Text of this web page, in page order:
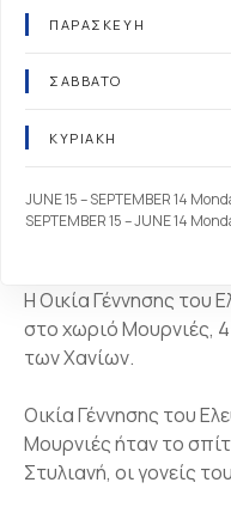
ΠΑΡΑΣΚΕΥΉ
ΣΆΒΒΑΤΟ
ΚΥΡΙΑΚΉ
JUNE 15 – SEPTEMBER 14
SEPTEMBER 15 – JUNE 14
Η Οικία Γέννησης του
στο χωριό Μουρνιές,
των Χανίων.
Οικία Γέννησης του
Μουρνιές ήταν το
Στυλιανή, οι γονείς